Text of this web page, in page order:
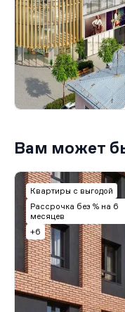
Вам может
Квартиры с выгодой
Рассрочка без % на 6
месяцев
+6